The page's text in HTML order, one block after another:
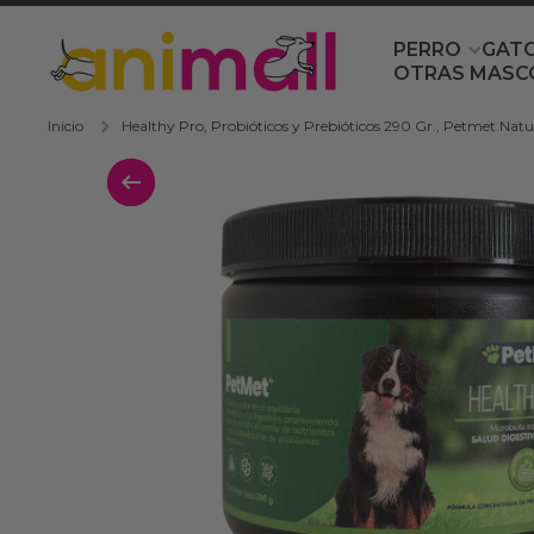
Ir directamente al contenido
PERRO
OTRAS
Inicio Healthy Pro, Probióticos y Prebióticos 290 Gr., Petmet
Ir directamente a la información del